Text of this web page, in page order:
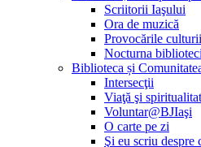
Scriitorii Iaşului
Ora de muzică
Provocările culturii
Nocturna
Biblioteca și
Intersecţii
Viaţă şi
Voluntar@BJIaşi
O carte pe zi
Şi eu scriu despre